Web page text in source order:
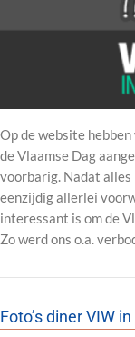
Op de website
de Vlaamse Dag
voorbarig. Nadat
eenzijdig allerlei
interessant is om de
Zo werd ons o.a.
Foto’s diner VIW